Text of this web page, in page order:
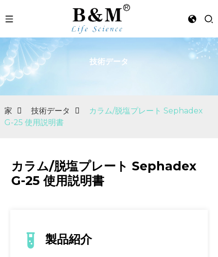
技術データ
家 技術データ
カラム/脱塩プレート Sephadex
G-25 使用説明書
カラム/脱塩プレート Sephadex
G-25 使用説明書
製品紹介